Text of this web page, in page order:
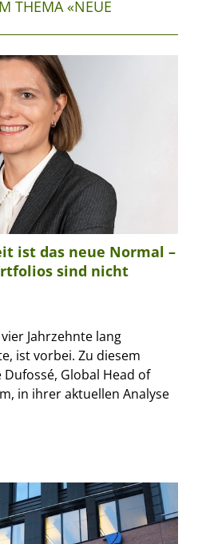
THEMA «NEUE
ist das neue Normal –
sind nicht
Jahrzehnte lang
ist vorbei. Zu diesem
Global Head of
in ihrer aktuellen Analyse